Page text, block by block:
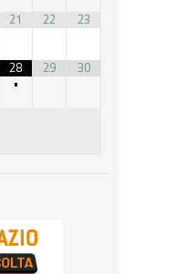
21 22 23
28
•
29 30